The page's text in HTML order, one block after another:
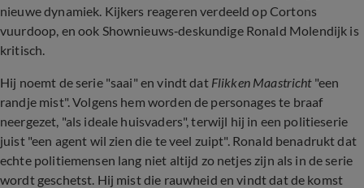
nieuwe dynamiek. Kijkers reageren verdeeld op Cortons
vuurdoop, en ook Shownieuws‑deskundige Ronald Molendijk is
kritisch.
Hij noemt de serie "saai" en vindt dat Flikken Maastricht"een
randje mist". Volgens hem worden de personages te braaf
neergezet, "als ideale huisvaders", terwijl hij in een politieserie
juist "een agent wil zien die te veel zuipt". Ronald benadrukt dat
echte politiemensen lang niet altijd zo netjes zijn als in de serie
wordt geschetst. Hij mist die rauwheid en vindt dat de komst